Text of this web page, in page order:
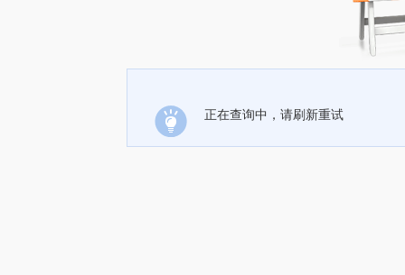
正在查询中，请刷新重试